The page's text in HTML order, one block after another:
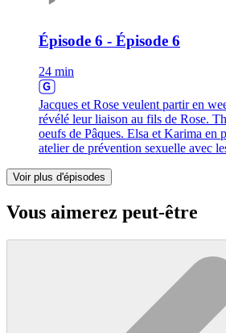
Épisode 6 - Épisode 6
24 min
Jacques et Rose veulent partir en
révélé leur liaison au fils de Rose.
oeufs de Pâques. Elsa et Karima en
atelier de prévention sexuelle avec
Voir plus d'épisodes
Vous aimerez peut-être